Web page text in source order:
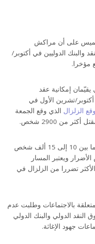
على أن مراكش
والبنك الدوليين في أكتوبر/
مؤخرا.
إمكانية عقد
الاجتماعات بأمان في الفترة من 9 إلى 15 أكتوبر/تشرين الأول في
الزلزال الذي وقع الجمعة
ومن المقرر أن يتوافد لحضور الاجتماعات ما بين 10 إلى 15 ألف شخص
ويعتبر المسار
تضررا من الزلزال في
بالاجتماعات وطلبت عدم
الدولي والبنك الدولي
جهود الإغاثة.